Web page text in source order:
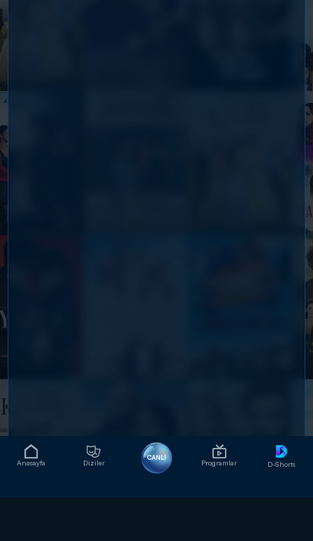
Anasayfa Diziler
CANLI
Programlar D-Shorts